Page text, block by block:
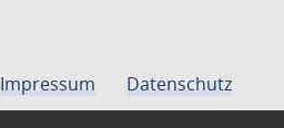
Impressum Datenschutz